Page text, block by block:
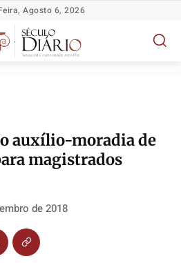
Agosto 6, 2026
auxílio-moradia de
magistrados
de 2018